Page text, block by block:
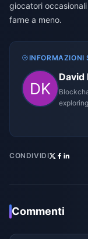
giocatori
farne a meno.
INFORMAZIONI
David
CONDIVIDI
Commenti